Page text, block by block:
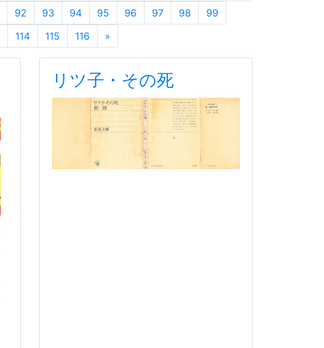
92 93 94 95 96 97 98
99
114 115 116 »
リツ子・その死